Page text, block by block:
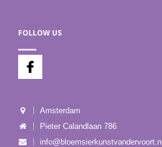
FOLLOW US
Amsterdam
Pieter Calandlaan 786
info@bloemsierkunstvandervoort.nl